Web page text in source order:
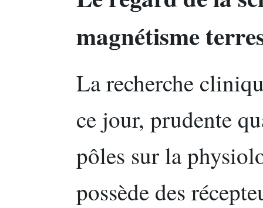
magnétisme
La recherche
ce jour, prudente
pôles sur la
possède des